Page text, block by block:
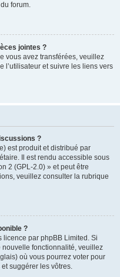
forum.
jointes ?
vous avez transférées, veuillez
l’utilisateur et suivre les liens vers
?
est produit et distribué par
Il est rendu accessible sous
2 (GPL-2.0) » et peut être
veuillez consulter la rubrique
?
licence par phpBB Limited. Si
nouvelle fonctionnalité, veuillez
où vous pourrez voter pour
suggérer les vôtres.